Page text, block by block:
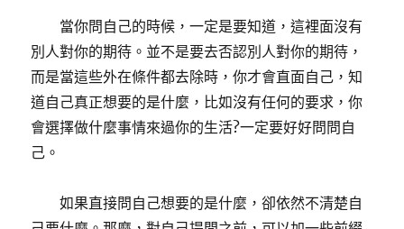
當你問自己的時候，一定是要知道，這裡面沒有
別人對你的期待。並不是要去否認別人對你的期待，
而是當這些外在條件都去除時，你才會直面自己，知
道自己真正想要的是什麼，比如沒有任何的要求，你
會選擇做什麼事情來過你的生活?一定要好好問問自
己。
如果直接問自己想要的是什麼，卻依然不清楚自